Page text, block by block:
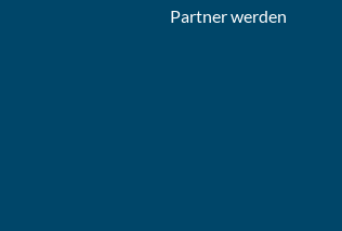
Partner werden